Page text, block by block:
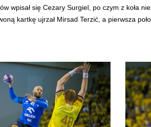
wpisał się Cezary Surgiel, po czym z koła
kartkę ujrzał Mirsad Terzić, a pierwsza